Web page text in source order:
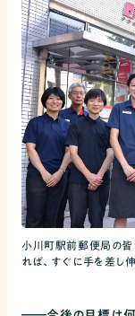
小川町駅前郵便局の皆
れば、すぐに手を差し